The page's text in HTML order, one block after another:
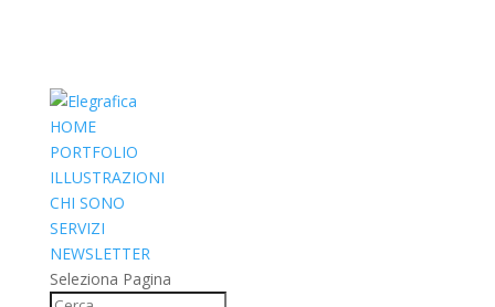
HOME
PORTFOLIO
ILLUSTRAZIONI
CHI SONO
SERVIZI
NEWSLETTER
Seleziona Pagina